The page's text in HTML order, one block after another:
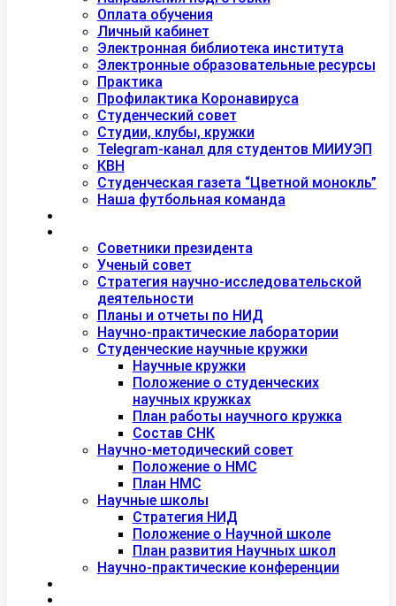
Оплата обучения
Личный кабинет
Электронная библиотека института
Электронные образовательные ресурсы
Практика
Профилактика Коронавируса
Студенческий совет
Студии, клубы, кружки
Telegram-канал для студентов МИИУЭП
КВН
Студенческая газета “Цветной монокль”
Наша футбольная команда
Советники президента
Ученый совет
Стратегия научно-исследовательской
деятельности
Планы и отчеты по НИД
Научно-практические лаборатории
Студенческие научные кружки
Научные кружки
Положение о студенческих
научных кружках
План работы научного кружка
Состав СНК
Научно-методический совет
Положение о НМС
План НМС
Научные школы
Стратегия НИД
Положение о Научной школе
План развития Научных школ
Научно-практические конференции